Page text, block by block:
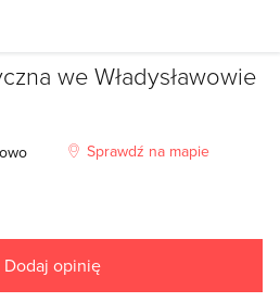
we Władysławowie
Sprawdź na mapie
Dodaj opinię